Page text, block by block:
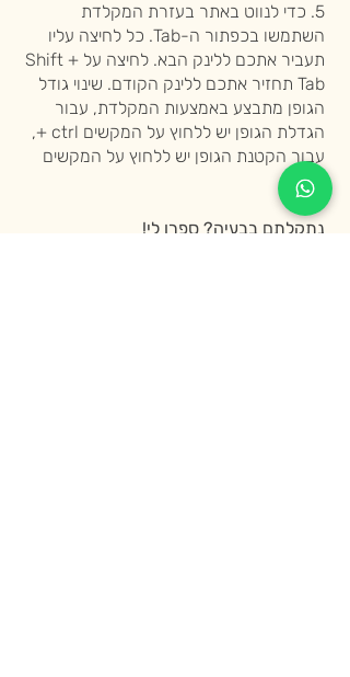
5. כדי לנווט באתר בעזרת המקלדת
השתמשו בכפתור ה-Tab. כל לחיצה עליו
תעביר אתכם ללינק הבא. לחיצה על Shift +
Tab תחזיר אתכם ללינק הקודם. שינוי גודל
הגופן מתבצע באמצעות המקלדת, עבור
הגדלת הגופן יש ללחוץ על המקשים ctrl +,
עבור הקטנת הגופן יש ללחוץ על המקשים
ctrl.
נתקלתם בבעיה? ספרו לי!